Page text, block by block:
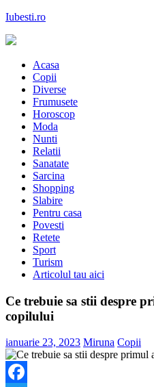
Skip
content
Iubesti.ro
astazi
Acasa
Copii
Diverse
Frumusete
Horoscop
Moda
Nunti
Relatii
Sanatate
Sarcina
Shopping
Slabire
Pentru casa
Povesti
Retete
Sport
Turism
Articolul tau aici
Ce trebuie sa stii despre
copilului
ianuarie 23, 2023 Miruna Copii